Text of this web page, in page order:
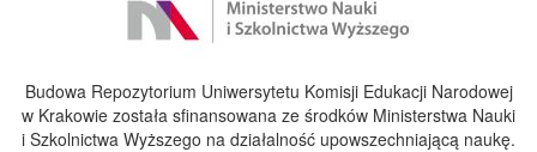
Budowa Repozytorium Uniwersytetu Komisji Edukacji Narodowej
w Krakowie została sfinansowana ze środków Ministerstwa Nauki
i Szkolnictwa Wyższego na działalność upowszechniającą naukę.